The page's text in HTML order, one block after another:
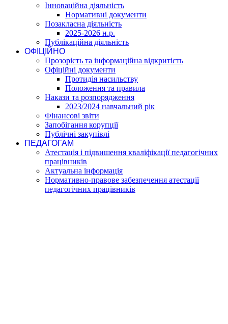
Інноваційна діяльність
Нормативні документи
Позакласна діяльність
2025-2026 н.р.
Публікаційна діяльність
ОФІЦІЙНО
Прозорість та інформаційна відкритість
Офіційні документи
Протидія насильству
Положення та правила
Накази та розпорядження
2023/2024 навчальний рік
Фінансові звіти
Запобігання корупції
Публічні закупівлі
ПЕДАГОГАМ
Атестація і підвишення кваліфікації педагогічних
працівників
Актуальна інформація
Нормативно-правове забезпечення атестації
педагогічних працівників